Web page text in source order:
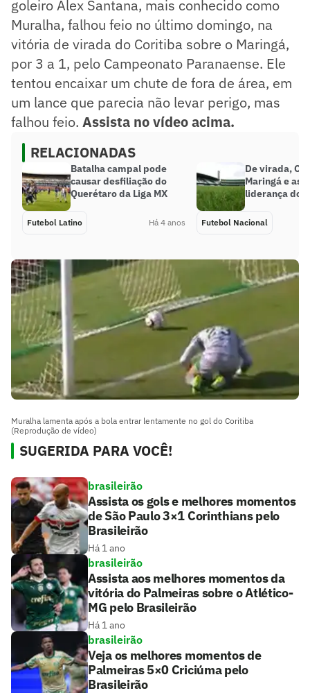
goleiro Alex Santana, mais conhecido como
Muralha, falhou feio no último domingo, na
vitória de virada do Coritiba sobre o Maringá,
por 3 a 1, pelo Campeonato Paranaense. Ele
tentou encaixar um chute de fora de área, em
um lance que parecia não levar perigo, mas
falhou feio. Assista no vídeo acima.
RELACIONADAS
Batalha campal pode
causar desfiliação do
Querétaro da Liga MX
Futebol Latino Há 4 anos
De virada,
Maringá e
liderança do
Futebol Nacional
Muralha lamenta após a bola entrar lentamente no gol do Coritiba
(Reprodução de vídeo)
SUGERIDA PARA VOCÊ!
brasileirão
Assista os gols e melhores momentos
de São Paulo 3×1 Corinthians pelo
Brasileirão
Há 1 ano
brasileirão
Assista aos melhores momentos da
vitória do Palmeiras sobre o Atlético-
MG pelo Brasileirão
Há 1 ano
brasileirão
Veja os melhores momentos de
Palmeiras 5×0 Criciúma pelo
Brasileirão